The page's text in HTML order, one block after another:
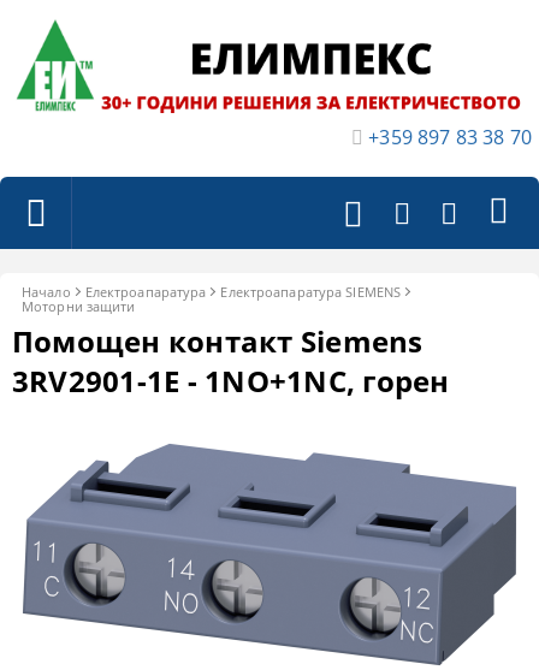
+359 897 83 38 70
Начало Електроапаратура
Електроапаратура SIEMENS
Моторни защити
Помощен контакт Siemens
3RV2901-1E - 1NO+1NC, горен